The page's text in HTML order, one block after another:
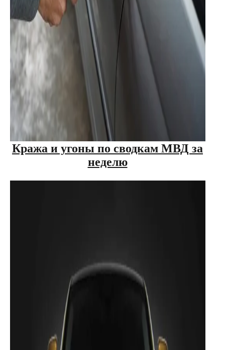
Кража и угоны по сводкам МВД за
неделю